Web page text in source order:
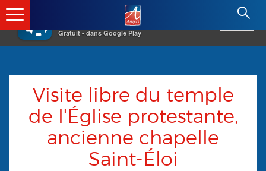
×
Gratuit - dans Google Play
Angers.fr : Retour à l'accueil
Visite libre du temple
de l'Église protestante,
ancienne chapelle
Saint-Éloi